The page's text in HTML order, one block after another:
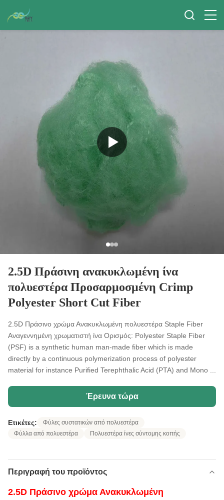
2.5D Πράσινη ανακυκλωμένη ίνα
πολυεστέρα Προσαρμοσμένη Crimp
Polyester Short Cut Fiber
2.5D Πράσινο χρώμα Ανακυκλωμένη πολυεστέρα Staple Fiber
Αναγεννημένη χρωματιστή ίνα Ορισμός: Polyester Staple Fiber
(PSF) is a synthetic human man-made fiber which is made
directly by a continuous polymerization process of polyester
material for instance Purified Terephthalic Acid (PTA) and Mono ...
Έρευνα τώρα
Ετικέτες:
Φύλες συστατικών από πολυεστέρα
Φύλλα από πολυεστέρα
Πολυεστέρα ίνες σύντομης κοπής
Περιγραφή του προϊόντος
2.5D Πράσινο χρώμα Ανακυκλωμένη